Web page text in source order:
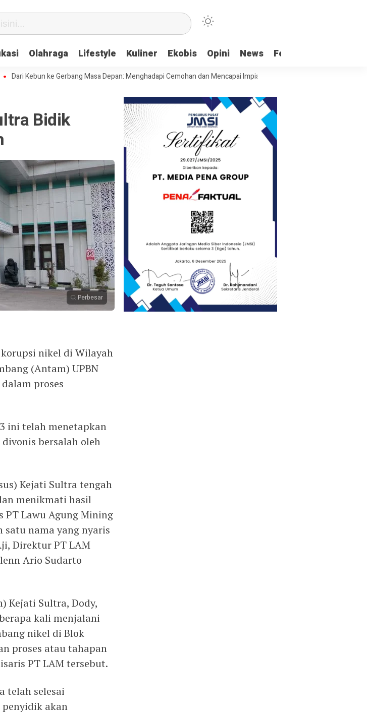
Olahraga Lifestyle Kuliner Ekobis Opini News Feature
ke Gerbang Masa Depan: Menghadapi Cemohan dan Mencapai Impian Ridwan Bae: PT SCM dan
Bidik
Perbesar
nikel di Wilayah
(Antam) UPBN
proses
ini telah menetapkan
bersalah oleh
Kejati Sultra tengah
menikmati hasil
Lawu Agung Mining
satu nama yang nyaris
Direktur PT LAM
Ario Sudarto
Kejati Sultra, Dody,
kali menjalani
nikel di Blok
proses atau tahapan
PT LAM tersebut.
telah selesai
akan